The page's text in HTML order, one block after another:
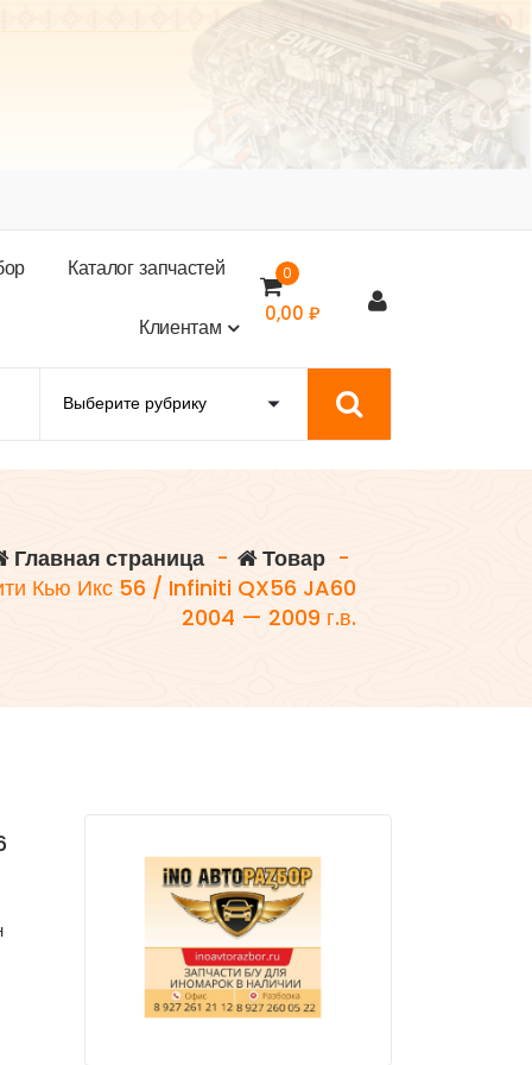
ор Каталогзапчастей
Клиентам
0
0,00 ₽
Главная страница - Товар -
Кью Икс 56 / Infiniti QX56 JA60
2004 — 2009 г.в.